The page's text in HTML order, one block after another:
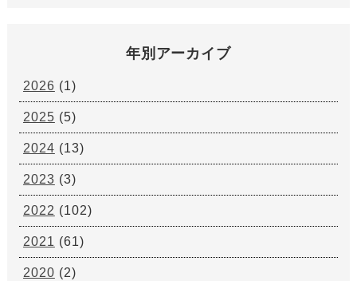
年別アーカイブ
2026 (1)
2025 (5)
2024 (13)
2023 (3)
2022 (102)
2021 (61)
2020 (2)